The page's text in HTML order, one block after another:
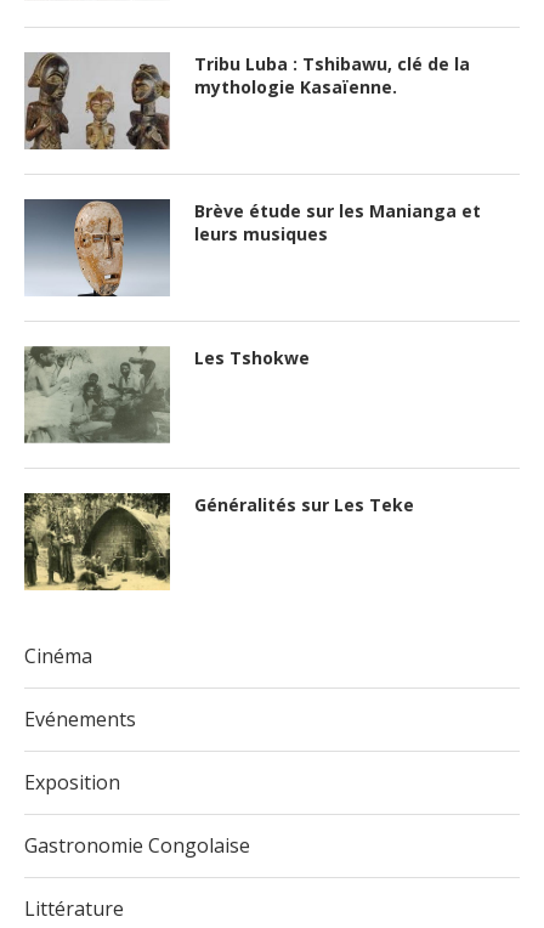
Tribu Luba : Tshibawu, clé de la
mythologie Kasaïenne.
Brève étude sur les Manianga et
leurs musiques
Les Tshokwe
Généralités sur Les Teke
Cinéma
Evénements
Exposition
Gastronomie Congolaise
Littérature